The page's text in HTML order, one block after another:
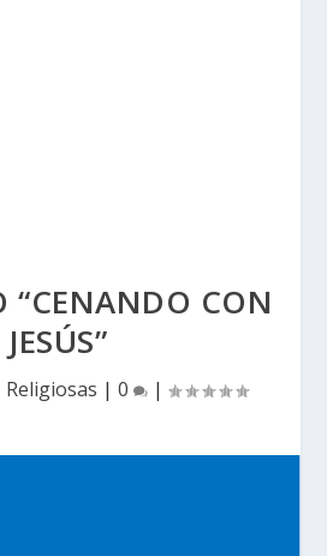
“CENANDO CON
JESÚS”
Religiosas | 0 |